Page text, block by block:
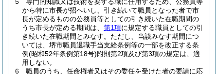
から特に市長が招へいし、引き続いて職員となった者で市
長が定めるものの公務員等としての引き続いた在職期間の
うち市長が定める期間は、 第1項に規定する職員としての引
き続いた在職期間とみなす。 ただし、当該みなす期間につ
いては、堺市職員退職手当支給条例等の一部を改正する条
例(昭和52年条例第18号)附則第2項及び第3項の規定は、適
用しない。
6
職員のうち、任命権者又はその委任を受けた者の要請に応